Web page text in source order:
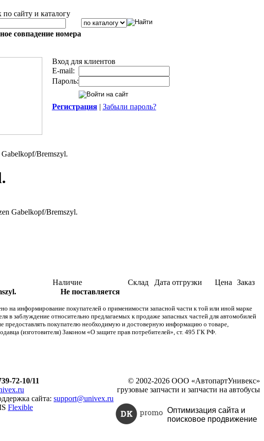
сайту и каталогу
совпадение номера
Вход для клиентов
E-mail:
Пароль:
Регистрация| Забыли пароль?
Bremszyl.
Gabelkopf/Bremszyl.
Наличие Склад Дата отгрузки Цена
Заказ
Не поставляется
информирование покупателей о применимости запасной части к той или иной марке
в заблуждение относительно предлагаемых к продаже запасных частей для автомобилей
предоставлять покупателю необходимую и достоверную информацию о товаре,
(изготовителя) Законом «О защите прав потребителей», ст. 495 ГК РФ.
72-10/11
сайта: support@univex.ru
Flexible
© 2002-2026 ООО «АвтопартУнивекс»
грузовые запчасти и запчасти на автобусы
Оптимизация сайта и
поисковое продвижение